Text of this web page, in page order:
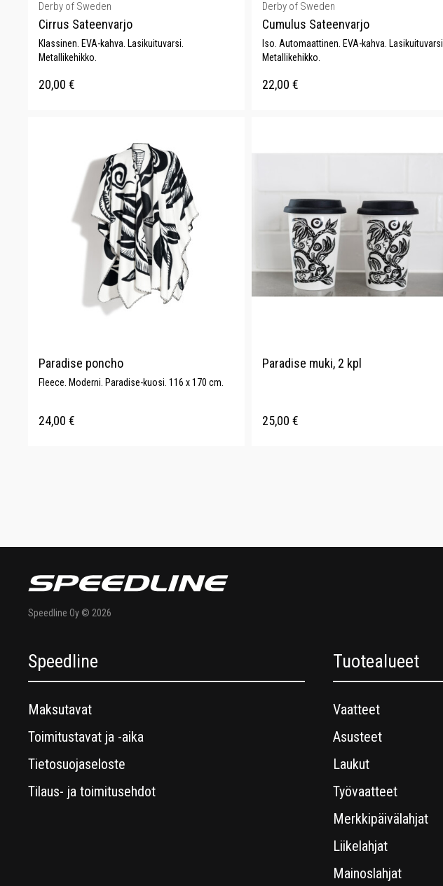
Derby of Sweden
Cirrus Sateenvarjo
Klassinen. EVA-kahva. Lasikuituvarsi.
Metallikehikko.
20,00 €
Derby of Sweden
Cumulus Sateenvarjo
Iso. Automaattinen. EVA-kahva. Lasikuituvarsi.
Metallikehikko.
22,00 €
Paradise poncho
Fleece. Moderni. Paradise-kuosi. 116 x 170 cm.
24,00 €
Paradise muki, 2 kpl
25,00 €
Speedline Oy © 2026
Speedline
Maksutavat
Toimitustavat ja -aika
Tietosuojaseloste
Tilaus- ja toimitusehdot
Tuotealueet
Vaatteet
Asusteet
Laukut
Työvaatteet
Merkkipäivälahjat
Liikelahjat
Mainoslahjat